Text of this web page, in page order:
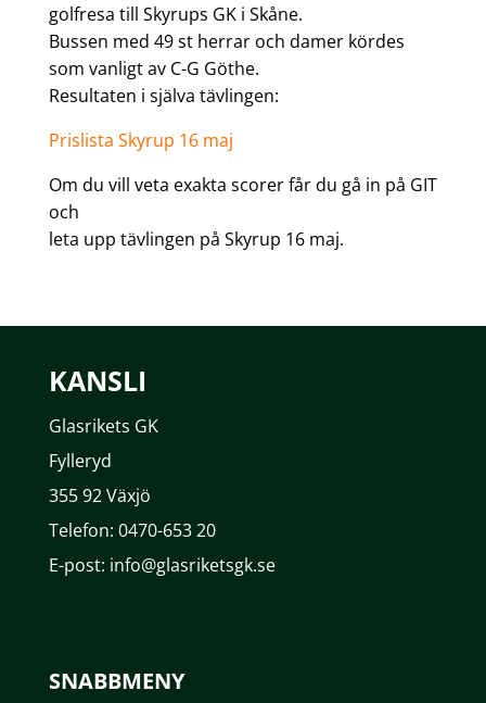
golfresa till Skyrups GK i Skåne.
Bussen med 49 st herrar och damer kördes
som vanligt av C-G Göthe.
Resultaten i själva tävlingen:
Prislista Skyrup 16 maj
Om du vill veta exakta scorer får du gå in på GIT
och
leta upp tävlingen på Skyrup 16 maj.
KANSLI
Glasrikets GK
Fylleryd
355 92 Växjö
Telefon: 0470-653 20
E-post: info@glasriketsgk.se
SNABBMENY